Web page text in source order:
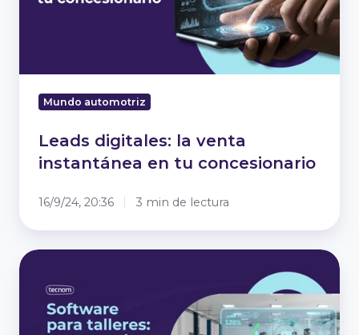
Mundo automotriz
Leads digitales: la venta
instantánea en tu concesionario
16/9/24, 20:36 3 min de lectura
Software
talleres:
aumenta